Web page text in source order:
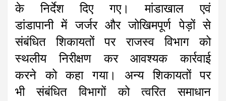
के निर्देश दिए गए। मांडाखाल एवं
डांडापानी में जर्जर और जोखिमपूर्ण पेड़ों से
संबंधित शिकायतों पर राजस्व विभाग को
स्थलीय निरीक्षण कर आवश्यक कार्रवाई
करने को कहा गया। अन्य शिकायतों पर
भी संबंधित विभागों को त्वरित समाधान